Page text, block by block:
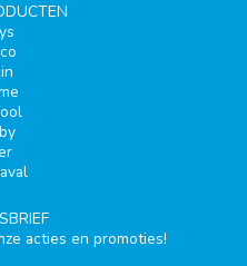
acties en promoties!